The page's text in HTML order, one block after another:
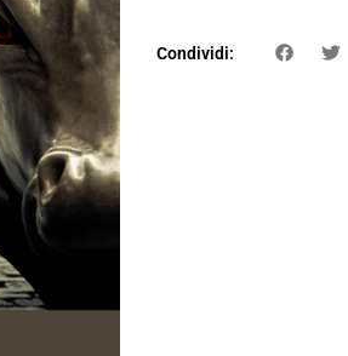
Condividi: